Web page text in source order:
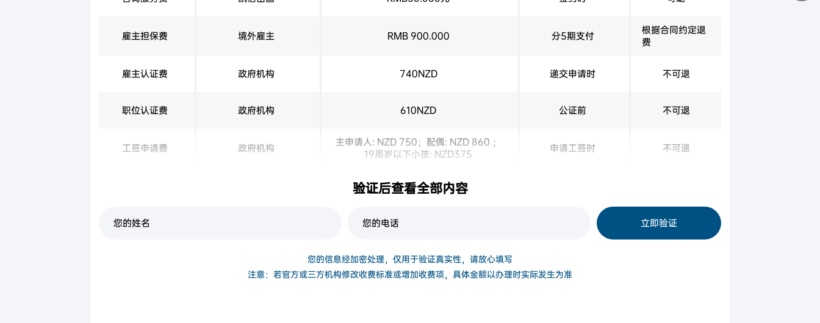
雇主担保费 境外雇主 RMB 900.000 分5期支付
根据合同约定退
费
雇主认证费 政府机构 740NZD 递交申请时 不可退
职位认证费 政府机构 610NZD 公证前 不可退
工签申请费 政府机构
主申请人: NZD 750；配偶: NZD 860 ；
19周岁以下小孩: NZD375
申请工签时 不可退
中国递交: NZD 4.890/家庭；
新西兰奥 克兰递交: NZD4.290/家庭
验证后查看全部内容
立即验证
您的信息经加密处理，仅用于验证真实性，请放心填写
注意：若官方或三方机构修改收费标准或增加收费项，具体金额以办理时实际发生为准